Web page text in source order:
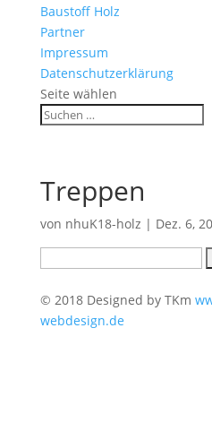
Baustoff Holz
Partner
Impressum
Datenschutzerklärung
Seite wählen
Treppen
von nhuK18-holz | Dez. 6,
© 2018 Designed by TKm
webdesign.de